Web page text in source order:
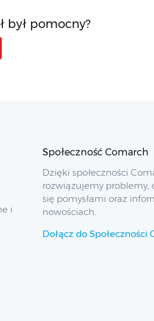
był pomocny?
i
Społeczność Comarch
Dzięki społeczności
rozwiązujemy problemy,
się pomysłami oraz
nowościach.
Dołącz do Społeczności